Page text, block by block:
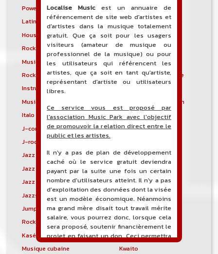
Power noise
Heavenly voices
Latin metal
Musique hindoustanie
House progressive
Tropical house
Rock indépendant
Indietronica
Musique industrielle
Metal industriel
Rock industriel
Musique instrumentale
Instrumental
Musique irlandaise
Rock progressif italien
Italo Disco
Italo house
J-core
J-pop
J-rock
Jazz blues
Jazz modal
Jazz Nouvelle-Orléans
Jazz punk
Jazz vocal
Jazz-funk
Jazzstep
Jersey club
Jump blues
Jump-up
Rock canadien
Kansas City blues
Kasékò
Kizomba
Musique cubaine
Kwaito
Localise Music est un annuaire de
référencement de site web d'artistes et
d'artistes dans la musique totalement
gratuit. Que ça soit pour les usagers
visiteurs (amateur de musique ou
professionnel de la musique) ou pour
les utilisateurs qui référencent les
artistes, que ça soit en tant qu'artiste,
représentant d'artiste ou utilisateurs
libres.
Ce service vous est proposé par
l'association Music Park avec l'objectif
de promouvoir la relation direct entre le
public et les artistes.
Il n'y a pas de plan de développement
caché où le service gratuit deviendra
payant par la suite une fois un certain
nombre d'utilisateurs atteint. Il n'y a pas
d'exploitation des données dont la visée
est un modèle économique. Néanmoins
ma grand mère disait tout travail mérite
salaire, vous pourrez donc, lorsque cela
sera proposé, soutenir financièrement le
projet en faisant un don. Ceci permettra
de financer l'hébergement, le nom de